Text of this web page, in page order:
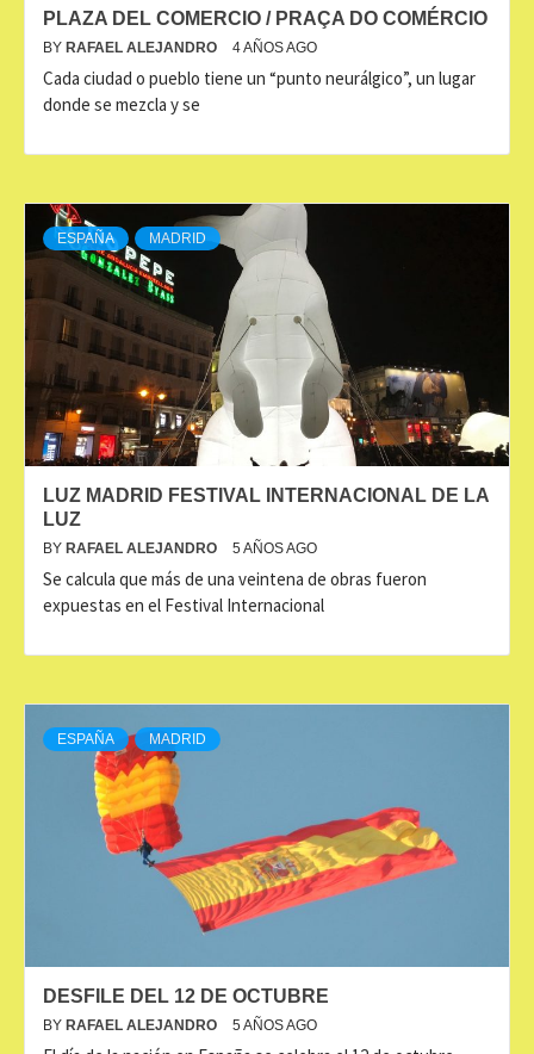
PLAZA DEL COMERCIO / PRAÇA DO COMÉRCIO
BY RAFAEL ALEJANDRO 4 AÑOS AGO
Cada ciudad o pueblo tiene un “punto neurálgico”, un lugar
donde se mezcla y se
ESPAÑA MADRID
LUZ MADRID FESTIVAL INTERNACIONAL DE LA
LUZ
BY RAFAEL ALEJANDRO 5 AÑOS AGO
Se calcula que más de una veintena de obras fueron
expuestas en el Festival Internacional
ESPAÑA MADRID
DESFILE DEL 12 DE OCTUBRE
BY RAFAEL ALEJANDRO 5 AÑOS AGO